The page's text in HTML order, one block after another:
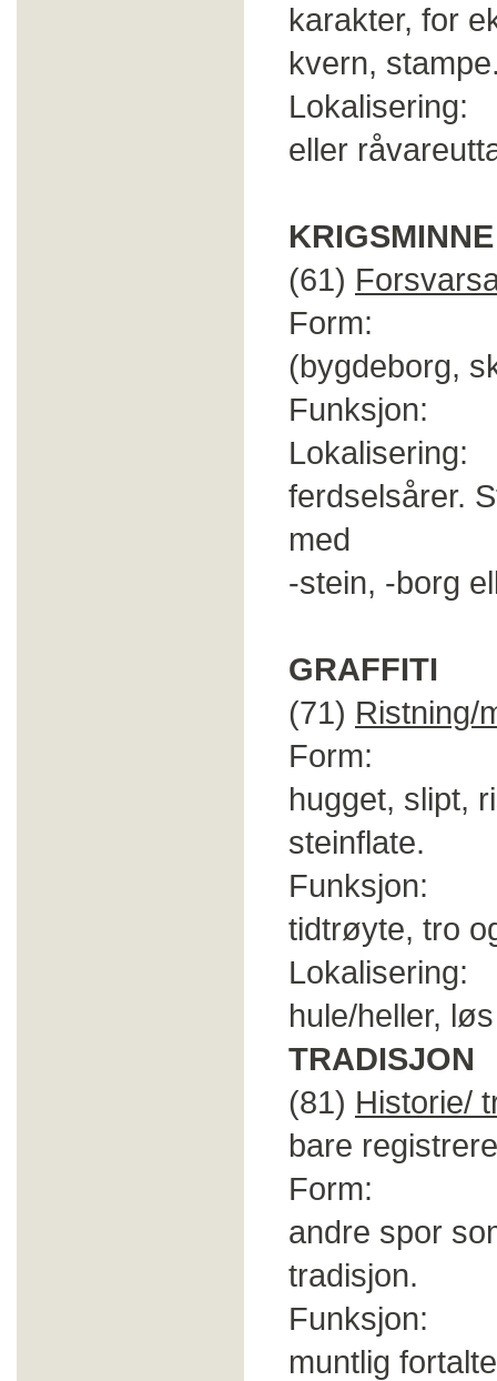
karakter, for
kvern,
Lokalisering:
eller
KRIGSMINNE
(61)
Form:
(bygdeborg,
Funksjon:
Lokalisering:
ferdselsårer.
med
-stein, -borg
GRAFFITI
(71) Ristning/
Form:
hugget, slipt,
steinflate.
Funksjon:
tidtrøyte, tro
Lokalisering:
hule/heller,
TRADISJON
(81) Historie/
bare
Form:
andre spor
tradisjon.
Funksjon:
muntlig